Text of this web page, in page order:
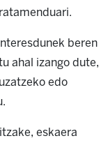
beren
ahal izango dute,
edo
eskaera